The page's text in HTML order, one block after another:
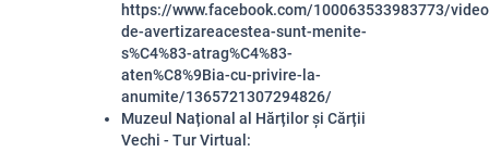
https://www.facebook.com/100063533983773/
de-avertizareacestea-sunt-menite-
s%C4%83-atrag%C4%83-
aten%C8%9Bia-cu-privire-la-
anumite/1365721307294826/
Muzeul Național al Hărților și Cărții
Vechi - Tur Virtual: